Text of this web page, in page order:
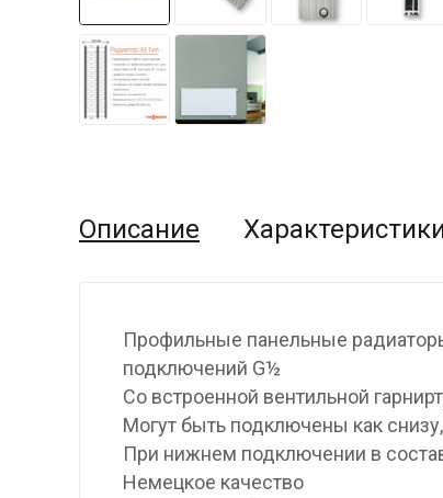
Описание
Профильные панельные
подключений G½
Со встроенной вентильной
Могут быть подключены как снизу,
При нижнем подключении в
Немецкое качество